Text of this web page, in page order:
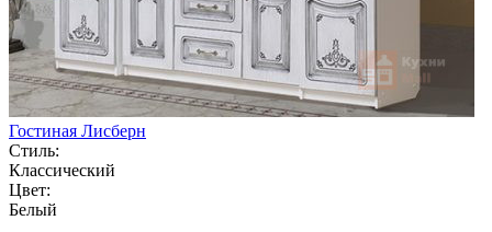
Гостиная Лисберн
Стиль:
Классический
Цвет:
Белый